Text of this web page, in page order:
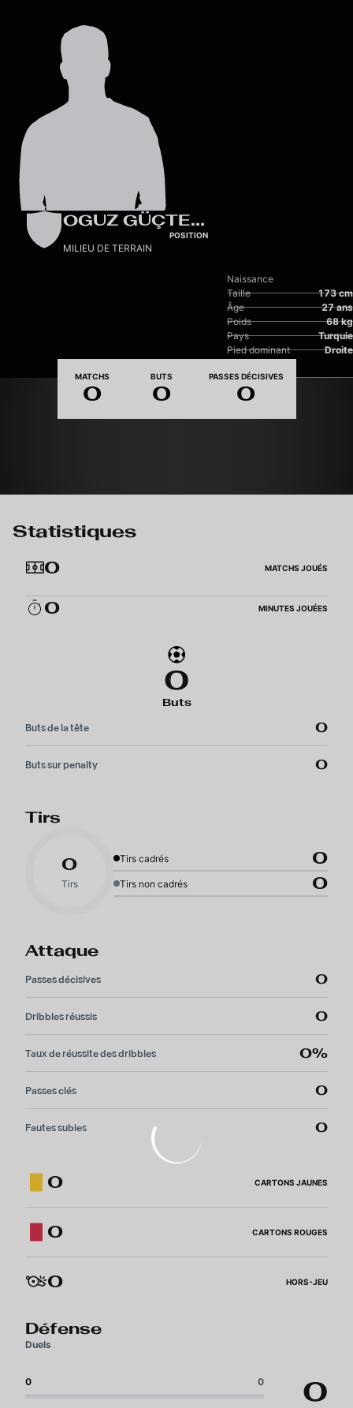
OGUZ GÜÇTEKIN
POSITION
MILIEU DE TERRAIN
Taille 173 cm
Poids 68 kg
Pied dominant Droite
Naissance
Âge 27 ans
Pays Turquie
MATCHS
0
BUTS
0
PASSES DÉCISIVES
0
Statistiques
0
MATCHS JOUÉS
0 MINUTES JOUÉES
0
Buts
Buts de la tête 0
Buts sur penalty 0
Tirs
0
Tirs
Tirs cadrés 0
Tirs non cadrés 0
Attaque
Passes décisives 0
Dribbles réussis 0
Taux de réussite des dribbles 0%
Passes clés 0
Fautes subies 0
0 CARTONS JAUNES
0 CARTONS ROUGES
0 HORS-JEU
Défense
Duels
0 0 0